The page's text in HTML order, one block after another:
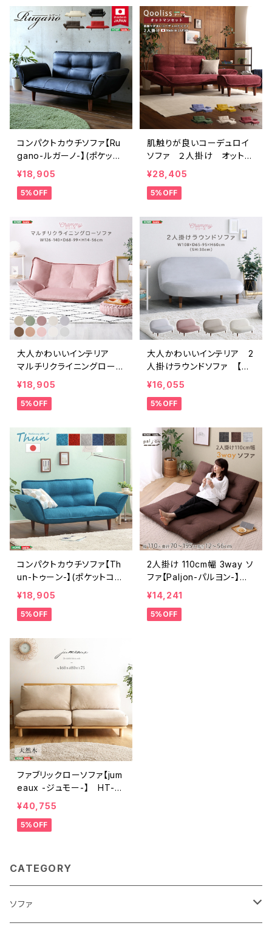
コンパクトカウチソファ【Ru
gano-ルガーノ-】(ポケット
コイル リクライニング レザ
ー風 日本製) SH-07-RG
N
¥18,905
5%OFF
肌触りが良いコーデュロイ
ソファ ２人掛け オットマ
ンセット【Qooliss-クーリ
ス-】 SH-07-CDS-S
¥28,405
5%OFF
大人かわいいインテリア
マルチリクライニングローソ
ファ【Chammy -チャミー-】
SH-07-OKMRS
¥18,905
5%OFF
大人かわいいインテリア 2
人掛けラウンドソファ 【Ch
ammy -チャミー-】 SH-0
7-OKRS2
¥16,055
5%OFF
コンパクトカウチソファ【Th
un-トゥーン-】(ポケットコイ
ル入り 二人掛け 日本
製) SH-07-THN
¥18,905
5%OFF
2人掛け 110cm幅 3way ソ
ファ【Paljon-パルヨン-】 F
3W-110
¥14,241
5%OFF
ファブリックローソファ【jum
eaux -ジュモー-】 HT-L
SF
¥40,755
5%OFF
CATEGORY
ソファ